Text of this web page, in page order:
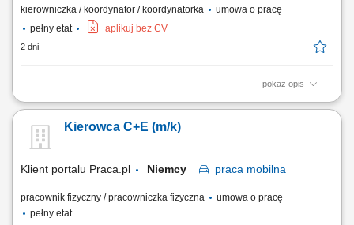
kierowniczka / koordynator / koordynatorka
umowa o pracę
pełny etat
aplikuj bez CV
2 dni
pokaż opis
Prowadzenie pojazdów ciężarowych o DMC pow. 3,5 t z
budowlanych. Transport gabarytów, maszyn budowlanych oraz
elementów konstrukcyjnych pomiędzy lokalizacjami wykonawczymi.
Kierowca C+E (m/k)
Klient portalu Praca.pl Niemcy praca mobilna
pracownik fizyczny / pracowniczka fizyczna
umowa o pracę
pełny etat